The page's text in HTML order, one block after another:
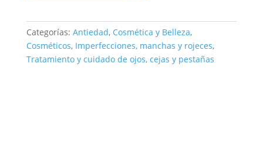
15
ML
cantidad
Categorías: Antiedad, Cosmética y Belleza,
Cosméticos, Imperfecciones, manchas y rojeces,
Tratamiento y cuidado de ojos, cejas y pestañas